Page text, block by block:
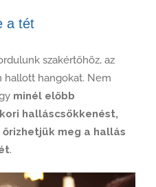
a tét
szakértőhöz, az
hangokat. Nem
minél előbb
halláscsökkenést,
meg a hallás
.